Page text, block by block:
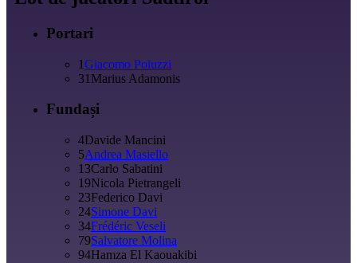
Portari
1Giacomo Poluzzi
31 Marius Adamonis
Fundași
4Davide Mancini
5Andrea Masiello
13Carlo Sabatini
19Nicola Pietrangeli
23Federico Davi
24Simone Davi
34Frédéric Veseli
79Salvatore Molina
94Hamza El Kaouakibi